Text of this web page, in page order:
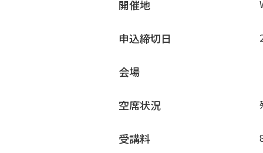
開催地
申込締切日
会場
空席状況
受講料